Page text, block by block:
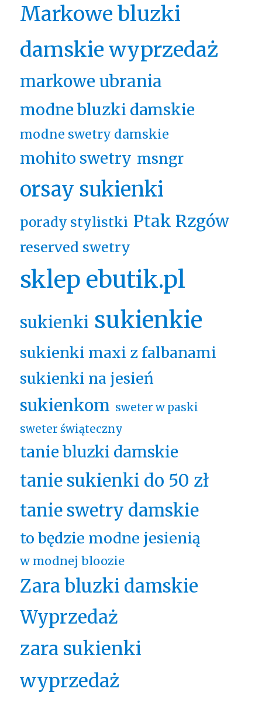
Markowe bluzki
damskie wyprzedaż
markowe ubrania
modne bluzki damskie
modne swetry damskie
mohito swetry msngr
orsay sukienki
porady stylistki Ptak Rzgów
reserved swetry
sklep ebutik.pl
sukienki sukienkie
sukienki maxi z falbanami
sukienki na jesień
sukienkom sweter w paski
sweter świąteczny
tanie bluzki damskie
tanie sukienki do 50 zł
tanie swetry damskie
to będzie modne jesienią
w modnej bloozie
Zara bluzki damskie
Wyprzedaż
zara sukienki
wyprzedaż